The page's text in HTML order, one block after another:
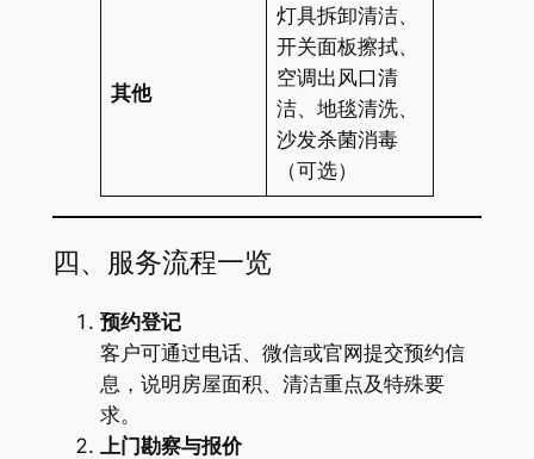
其他
灯具拆卸清洁、
开关面板擦拭、
空调出风口清
洁、地毯清洗、
沙发杀菌消毒
（可选）
四、服务流程一览
预约登记
客户可通过电话、微信或官网提交预约信
息，说明房屋面积、清洁重点及特殊要
求。
上门勘察与报价